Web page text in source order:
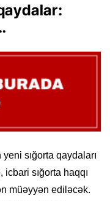
sığorta qaydaları
sığorta haqqı
müəyyən ediləcək.